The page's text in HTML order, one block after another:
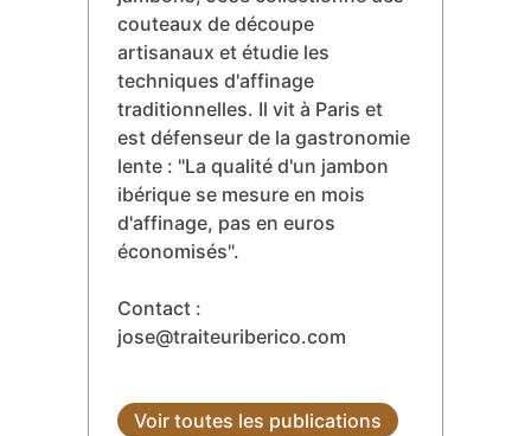
de travailler avec des jambons
industriels : "Un vrai jambon
ibérique ne peut pas être
pressé, il faut respecter les 36
mois minimum d'affinage".
Quand il ne découpe pas de
jambons, José collectionne des
couteaux de découpe
artisanaux et étudie les
traditionnelles. Il vit à Paris et
est défenseur de la gastronomie
d'affinage, pas en euros